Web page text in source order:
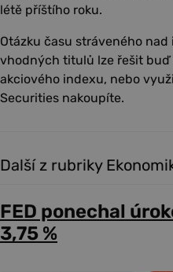
létě příštího roku.
Otázku času stráveného
vhodných titulů lze řešit
akciového indexu, nebo
Securities nakoupíte.
Další z rubriky
FED ponechal
3,75 %